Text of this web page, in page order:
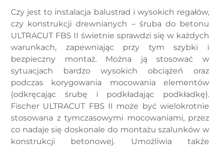
Czy jest to instalacja balustrad i wysokich regałów,
czy konstrukcji drewnianych – śruba do betonu
ULTRACUT FBS II świetnie sprawdzi się w każdych
warunkach, zapewniając przy tym szybki i
bezpieczny montaż. Można ją stosować w
sytuacjach bardzo wysokich obciążeń oraz
podczas korygowania mocowania elementów
(odkręcając śrubę i podkładając podkładkę).
Fischer ULTRACUT FBS II może być wielokrotnie
stosowana z tymczasowymi mocowaniami, przez
co nadaje się doskonale do montażu szalunków w
konstrukcji betonowej. Umożliwia także